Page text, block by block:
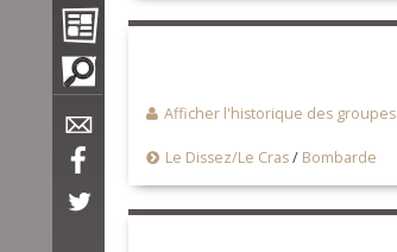
Afficher l'historique des groupes
Le Dissez/Le Cras/ Bombarde